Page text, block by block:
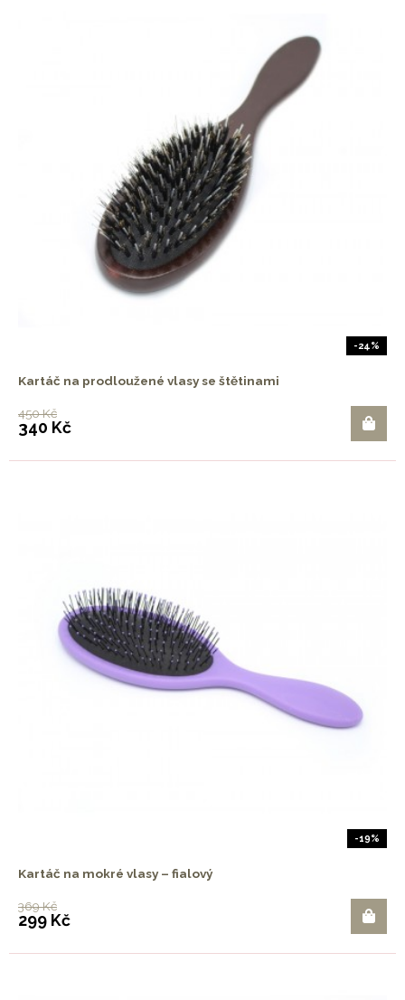
-24%
Kartáč na prodloužené vlasy se štětinami
450 Kč
340 Kč
-19%
Kartáč na mokré vlasy – fialový
369 Kč
299 Kč